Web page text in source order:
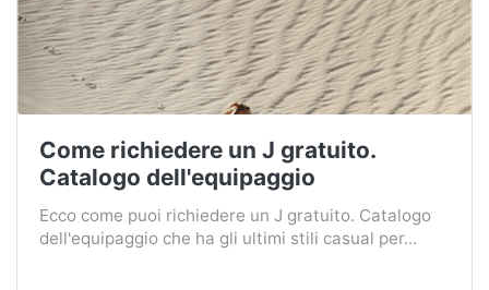
Come richiedere un J gratuito.
Catalogo dell'equipaggio
Ecco come puoi richiedere un J gratuito. Catalogo
dell'equipaggio che ha gli ultimi stili casual per...